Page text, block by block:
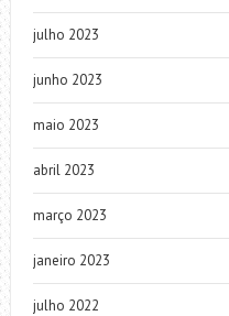
julho 2023
junho 2023
maio 2023
abril 2023
março 2023
janeiro 2023
julho 2022